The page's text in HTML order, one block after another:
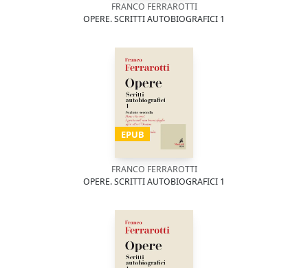
FRANCO FERRAROTTI
OPERE. SCRITTI AUTOBIOGRAFICI 1
EPUB
FRANCO FERRAROTTI
OPERE. SCRITTI AUTOBIOGRAFICI 1